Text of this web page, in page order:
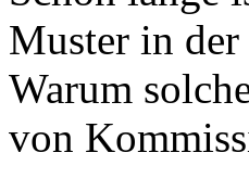
Muster in
Warum
von